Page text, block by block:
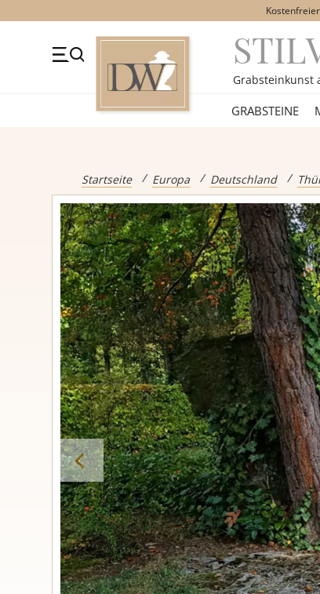
+49 (0)3641 4787525
Beratung Mo-Fr. 09-16 Uhr
GRABSTEINE
STILE
Grabsteinkunst
GRABSTEINE
Startseite Europa Deutschland